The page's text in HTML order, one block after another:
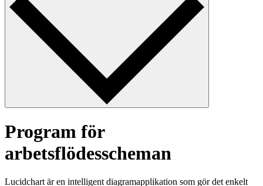
Program för
arbetsflödesscheman
Lucidchart är en intelligent diagramapplikation som gör det enkelt